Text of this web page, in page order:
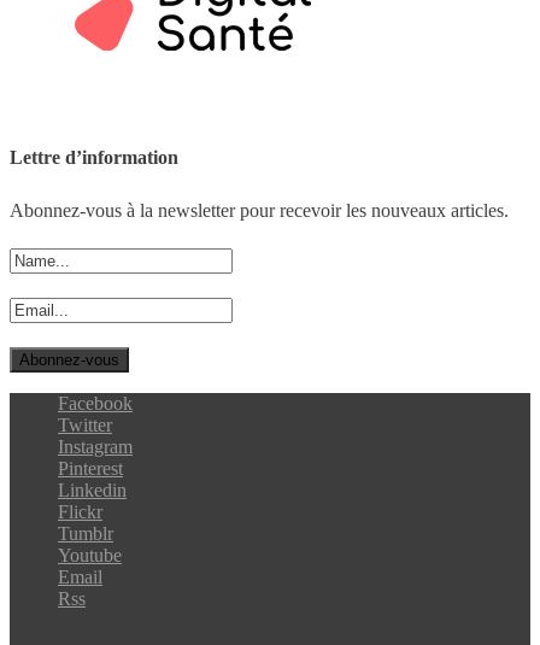
Lettre d’information
Abonnez-vous à la newsletter pour recevoir les nouveaux articles.
Facebook
Twitter
Instagram
Pinterest
Linkedin
Flickr
Tumblr
Youtube
Email
Rss